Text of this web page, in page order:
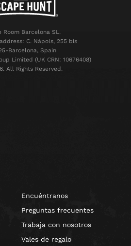
Room Barcelona SL.
C. Nàpols, 255 bis
Barcelona, Spain
Limited (UK CRN: 10676408)
All Rights Reserved.
Encuéntranos
Preguntas frecuentes
Trabaja con nosotros
Vales de regalo